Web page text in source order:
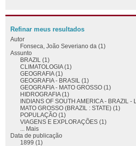
Refinar meus resultados
Autor
Fonseca, João Severiano da (1)
Assunto
BRAZIL (1)
CLIMATOLOGIA (1)
GEOGRAFIA (1)
GEOGRAFIA - BRASIL (1)
GEOGRAFIA - MATO GROSSO (1)
HIDROGRAFIA (1)
INDIANS OF SOUTH AMERICA - BRAZIL -
MATO GROSSO (BRAZIL : STATE) (1)
POPULAÇÃO (1)
VIAGENS E EXPLORAÇÕES (1)
... Mais
Data de publicação
1899 (1)